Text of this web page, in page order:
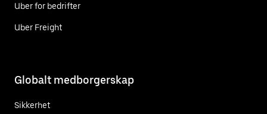
Uber for bedrifter
Uber Freight
Globalt medborgerskap
Sikkerhet